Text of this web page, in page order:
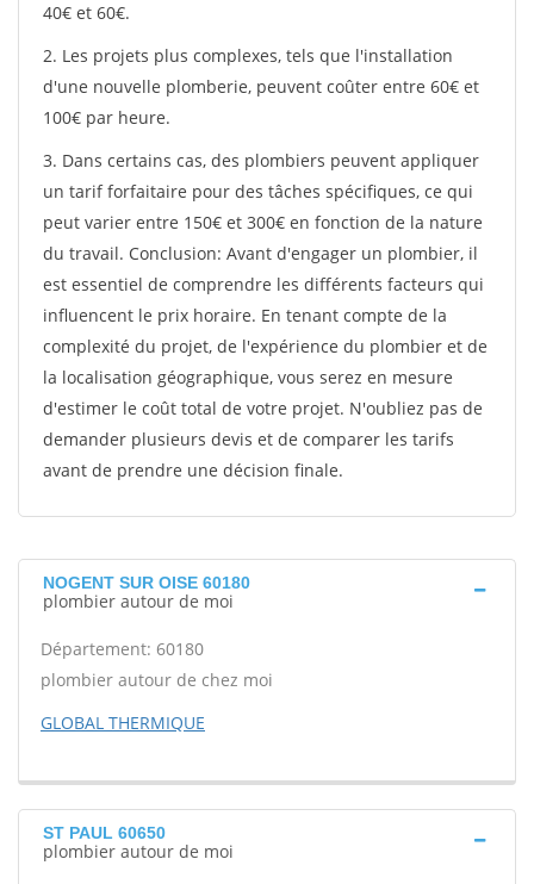
40€ et 60€.
2. Les projets plus complexes, tels que l'installation
d'une nouvelle plomberie, peuvent coûter entre 60€ et
100€ par heure.
3. Dans certains cas, des plombiers peuvent appliquer
un tarif forfaitaire pour des tâches spécifiques, ce qui
peut varier entre 150€ et 300€ en fonction de la nature
du travail. Conclusion: Avant d'engager un plombier, il
est essentiel de comprendre les différents facteurs qui
influencent le prix horaire. En tenant compte de la
complexité du projet, de l'expérience du plombier et de
la localisation géographique, vous serez en mesure
d'estimer le coût total de votre projet. N'oubliez pas de
demander plusieurs devis et de comparer les tarifs
avant de prendre une décision finale.
NOGENT SUR OISE 60180
plombier autour de moi
Département: 60180
plombier autour de chez moi
GLOBAL THERMIQUE
ST PAUL 60650
plombier autour de moi